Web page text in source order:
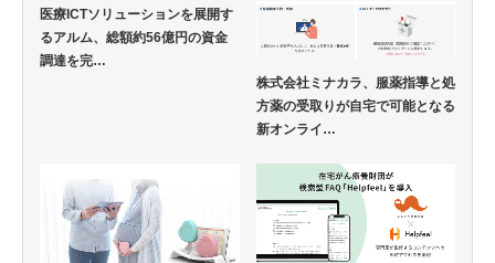
医療ICTソリューションを展開す
るアルム、総額約56億円の資金
調達を完…
株式会社ミナカラ、服薬指導と処
方薬の受取りが自宅で可能となる
新オンライ…